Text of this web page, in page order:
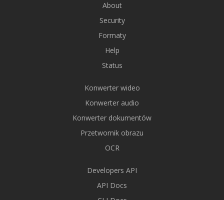
About
Security
Formaty
Help
Status
Konwerter wideo
Konwerter audio
Konwerter dokumentów
Przetwornik obrazu
OCR
Developers API
API Docs